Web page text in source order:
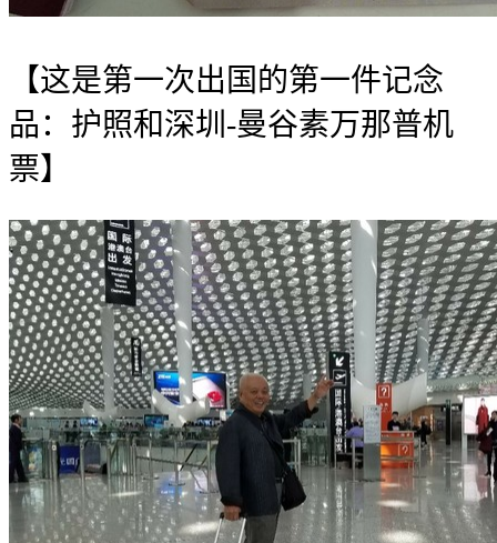
【这是第一次出国的第一件记念
品：护照和深圳-曼谷素万那普机
票】